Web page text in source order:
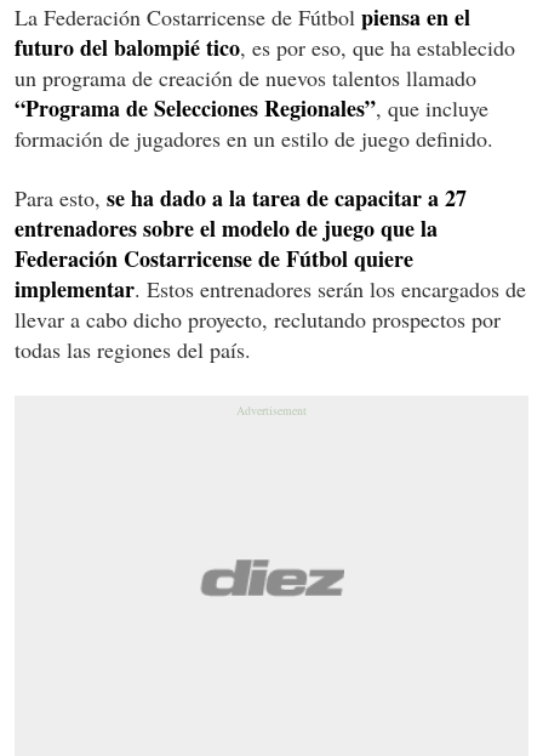
La Federación Costarricense de Fútbol piensa en el
futuro del balompié tico, es por eso, que ha establecido
un programa de creación de nuevos talentos llamado
“Programa de Selecciones Regionales”, que incluye
formación de jugadores en un estilo de juego definido.
Para esto, se ha dado a la tarea de capacitar a 27
entrenadores sobre el modelo de juego que la
Federación Costarricense de Fútbol quiere
implementar. Estos entrenadores serán los encargados de
llevar a cabo dicho proyecto, reclutando prospectos por
todas las regiones del país.